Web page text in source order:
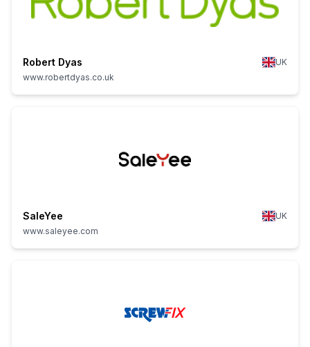
Robert Dyas
UK
www.robertdyas.co.uk
SaleYee
UK
www.saleyee.com